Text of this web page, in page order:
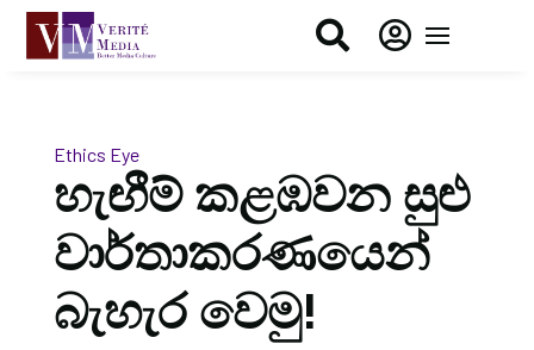
 
Ethics Eye
හැඟීම් කළඹවන සුළු
වාර්තාකරණයෙන්
බැහැර වෙමු!